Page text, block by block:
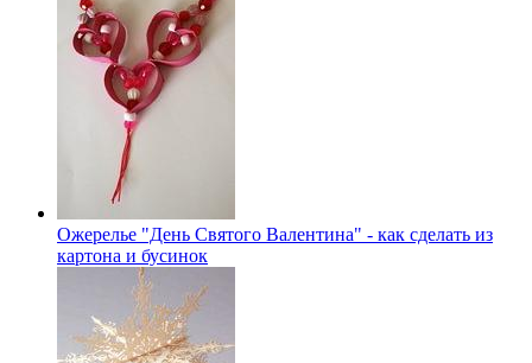
Ожерелье "День Святого Валентина" - как сделать из
картона и бусинок